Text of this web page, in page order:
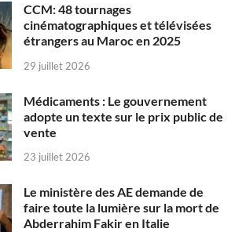
CCM: 48 tournages
cinématographiques et télévisées
étrangers au Maroc en 2025
29 juillet 2026
Médicaments : Le gouvernement
adopte un texte sur le prix public de
vente
23 juillet 2026
Le ministère des AE demande de
faire toute la lumière sur la mort de
Abderrahim Fakir en Italie